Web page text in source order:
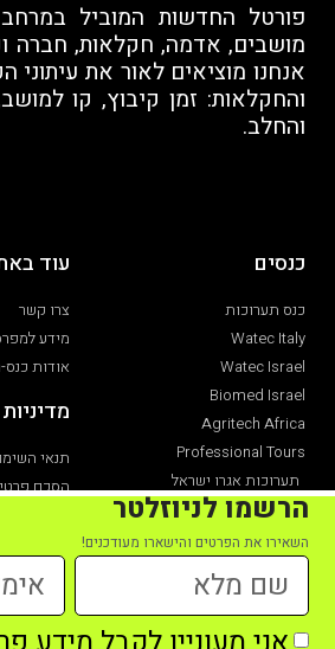
פורטל החדשות המוביל
מושבים, אדמה, חקלאות, חברה
אנחנו מוציאים לאור את עיתוני
והחקלאות: זמן קיבוץ, קו
והחלב.
כנסים
כנס תערוכות
Watec Italy
Watec Israel
Biomed Israel
Agritech Africa
Professional Tours
תערוכות אגרו ישראל
תערוכת חקלאות
עוד
צרו קשר
מידע
אודות
מדיניות
תנאי
הסכם
כל הזכויות שמורות לכנס מדיה מקבוצת כנס
הרשמו לניוזלטר
השאירו את הפרטים והישארו מעודכנים!